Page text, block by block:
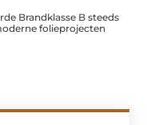
Brandklasse B steeds
folieprojecten